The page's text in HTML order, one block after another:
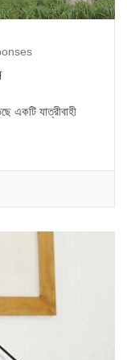
একটি যাত্রীবাহী